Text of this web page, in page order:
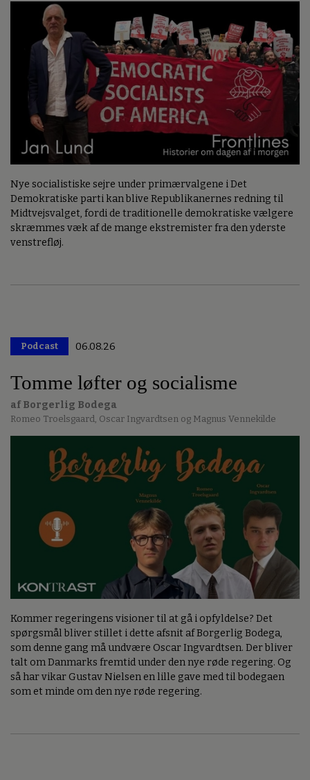
Nye socialistiske sejre under primærvalgene i Det
Demokratiske parti kan blive Republikanernes redning til
Midtvejsvalget, fordi de traditionelle demokratiske vælgere
skræmmes væk af de mange ekstremister fra den yderste
venstrefløj.
Podcast 06.08.26
Tomme løfter og socialisme
af Borgerlig Bodega
Romeo Troelsgaard, Oscar Ingvardtsen og Magnus Vennekilde
Kommer regeringens visioner til at gå i opfyldelse? Det
spørgsmål bliver stillet i dette afsnit af Borgerlig Bodega,
som denne gang må undvære Oscar Ingvardtsen. Der bliver
talt om Danmarks fremtid under den nye røde regering. Og
så har vikar Gustav Nielsen en lille gave med til bodegaen
som et minde om den nye røde regering.